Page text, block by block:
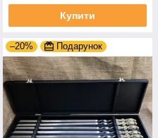
Купити
–20% Подарунок